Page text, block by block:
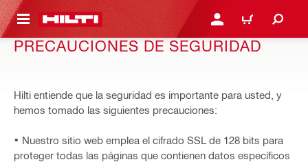
PRINCIPAL INICIE SESIÓN O
CARRITO
PRECAUCIONES DE SEGURIDAD
Hilti entiende que la seguridad es importante para usted, y
hemos tomado las siguientes precauciones:
• Nuestro sitio web emplea el cifrado SSL de 128 bits para
proteger todas las páginas que contienen datos específicos